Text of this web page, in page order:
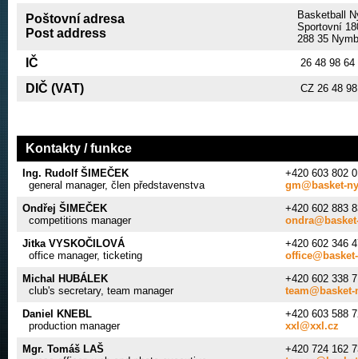
Poštovní adresa
Post address
Basketball
Sportovní
288 35
IČ 26 48 98 64
DIČ (VAT) CZ 26 48
Kontakty / funkce
Ing. Rudolf ŠIMEČEK
general manager, člen představenstva
+420 603 802
gm@basket-
Ondřej ŠIMEČEK
competitions manager
+420 602 883
Jitka VYSKOČILOVÁ
office manager, ticketing
+420 602 346
Michal HUBÁLEK
club's secretary, team manager
+420 602 338
Daniel KNEBL
production manager
+420 603 588
xxl@xxl.cz
Mgr. Tomáš LAŠ
+420 724 162